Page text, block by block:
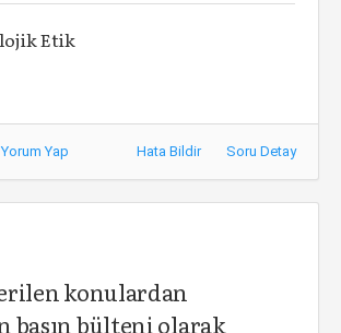
Etik
Yorum Yap Hata Bildir Soru Detay
konulardan
basın bülteni olarak